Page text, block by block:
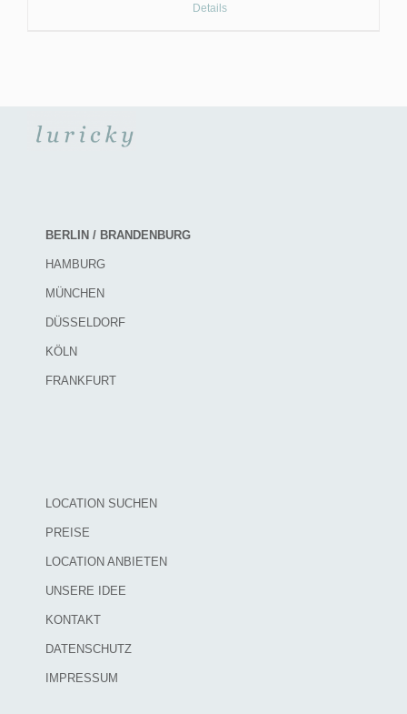
Details
BERLIN / BRANDENBURG
HAMBURG
MÜNCHEN
DÜSSELDORF
KÖLN
FRANKFURT
LOCATION SUCHEN
PREISE
LOCATION ANBIETEN
UNSERE IDEE
KONTAKT
DATENSCHUTZ
IMPRESSUM